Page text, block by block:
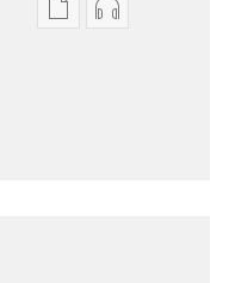
MbinuMbinu